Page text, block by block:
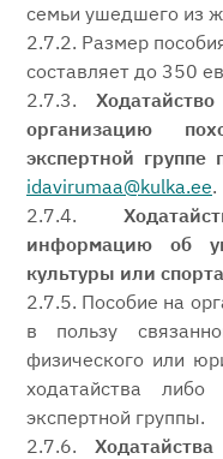
семьи ушедшего из
2.7.2. Размер
составляет до 350
2.7.3.
организацию
экспертной группе
idavirumaa@kulka.ee.
2.7.4.
информацию об
культуры или
2.7.5. Пособие на
в пользу
физического или
ходатайства либо
экспертной группы.
2.7.6.